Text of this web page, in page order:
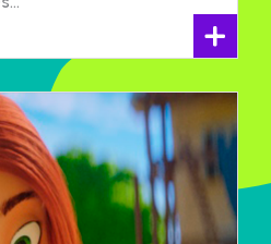
+